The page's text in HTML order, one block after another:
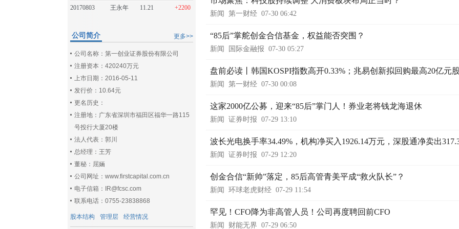
20170803
王永年 11.21 +2200
更多>>
公司简介
公司名称：第一创业证券股份有限公司
注册资本：420240万元
上市日期：2016-05-11
发行价：10.64元
更名历史：
注册地：广东省深圳市福田区福华一路115
号投行大厦20楼
法人代表：郭川
总经理：王芳
董秘：屈婳
公司网址：www.firstcapital.com.cn
电子信箱：IR@fcsc.com
联系电话：0755-23838868
股本结构 管理层 经营情况
新闻 第一财经 07-30 06:42
“85后”掌舵创金合信基金，权益能否突围？
新闻 国际金融报 07-30 05:27
盘前必读丨韩国KOSPI指数高开0.33%；兆易创新拟回购最高20亿元
新闻 第一财经 07-30 00:08
这家2000亿公募，迎来“85后”掌门人！券业老将钱龙海退休
新闻 证券时报 07-29 13:10
波长光电换手率34.49%，机构净买入1926.14万元，深股通净卖出
新闻 证券时报 07-29 12:20
创金合信“新帅”落定，85后高管青美平成“救火队长”？
新闻 环球老虎财经 07-29 11:54
罕见！CFO降为非高管人员！公司再度聘回前CFO
新闻 财能无界 07-29 06:50